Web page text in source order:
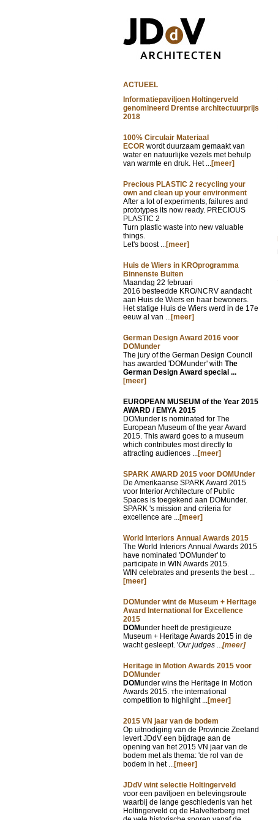
ACTUEEL
Informatiepaviljoen Holtingerveld
genomineerd Drentse architectuurprijs
2018
100% Circulair Materiaal
ECOR wordt duurzaam gemaakt van
water en natuurlijke vezels met behulp
van warmte en druk. Het ...[meer]
Precious PLASTIC 2 recycling your
own and clean up your environment
After a lot of experiments, failures and
prototypes its now ready. PRECIOUS
PLASTIC 2
Turn plastic waste into new valuable
things.
Let's boost ...[meer]
Huis de Wiers in KROprogramma
Binnenste Buiten
Maandag 22 februari
2016 besteedde KRO/NCRV aandacht
aan Huis de Wiers en haar bewoners.
Het statige Huis de Wiers werd in de 17e
eeuw al van ...[meer]
German Design Award 2016 voor
DOMunder
The jury of the German Design Council
has awarded 'DOMunder' with The
German Design Award special ...
[meer]
EUROPEAN MUSEUM of the Year 2015
AWARD / EMYA 2015
DOMunder is nominated for The
European Museum of the year Award
2015. This award goes to a museum
which contributes most directly to
attracting audiences ...[meer]
SPARK AWARD 2015 voor DOMUnder
De Amerikaanse SPARK Award 2015
voor Interior Architecture of Public
Spaces is toegekend aan DOMunder.
SPARK 's mission and criteria for
excellence are ...[meer]
World Interiors Annual Awards 2015
The World Interiors Annual Awards 2015
have nominated 'DOMunder' to
participate in WIN Awards 2015.
WIN celebrates and presents the best ...
[meer]
DOMunder wint de Museum + Heritage
Award International for Excellence
2015
DOMunder heeft de prestigieuze
Museum + Heritage Awards 2015 in de
wacht gesleept. 'Our judges ...[meer]
Heritage in Motion Awards 2015 voor
DOMunder
DOMunder wins the Heritage in Motion
Awards 2015. The international
competition to highlight ...[meer]
2015 VN jaar van de bodem
Op uitnodiging van de Provincie Zeeland
levert JDdV een bijdrage aan de
opening van het 2015 VN jaar van de
bodem met als thema: 'de rol van de
bodem in het ...[meer]
JDdV wint selectie Holtingerveld
voor een paviljoen en belevingsroute
waarbij de lange geschiedenis van het
Holtingerveld cq de Halvelterberg met